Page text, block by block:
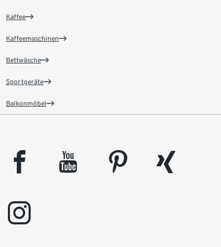
Kaffee
Kaffeemaschinen
Bettwäsche
Sportgeräte
Balkonmöbel
facebook youtube pinterest
xing
instagram